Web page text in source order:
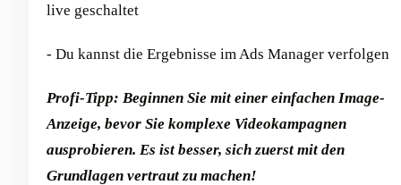
live geschaltet
- Du kannst die Ergebnisse im Ads Manager verfolgen
Profi-Tipp: Beginnen Sie mit einer einfachen Image-
Anzeige, bevor Sie komplexe Videokampagnen
ausprobieren. Es ist besser, sich zuerst mit den
Grundlagen vertraut zu machen!